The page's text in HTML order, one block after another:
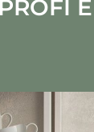
PROFI